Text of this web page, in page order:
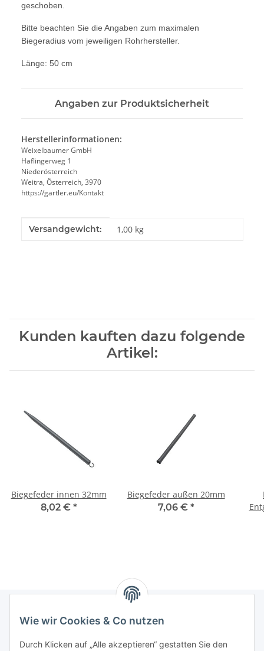
Wie wir Cookies & Co nutzen
Durch Klicken auf „Alle akzeptieren“ gestatten Sie den
geschoben.
Bitte beachten Sie die Angaben zum maximalen
Biegeradius vom jeweiligen Rohrhersteller.
Länge: 50 cm
Angaben zur Produktsicherheit
Herstellerinformationen:
Weixelbaumer GmbH
Haflingerweg 1
Niederösterreich
Weitra, Österreich, 3970
https://gartler.eu/Kontakt
Produkteigenschaft
Wert
Versandgewicht: 1,00 kg
Kunden kauften dazu folgende
Artikel:
Biegefeder innen 32mm
8,02 € *
Biegefeder außen 20mm
7,06 € *